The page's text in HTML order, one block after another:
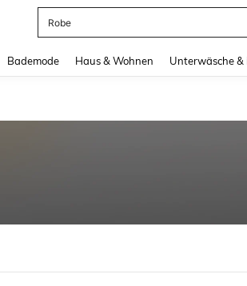
Robe
Bademode Haus & Wohnen Unterwäsche